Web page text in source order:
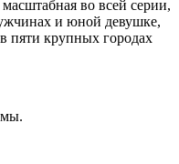
во всей серии,
и юной девушке,
пяти крупных городах